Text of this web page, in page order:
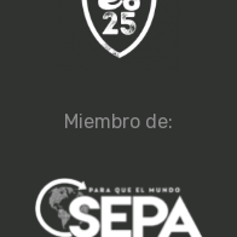
Miembro de: